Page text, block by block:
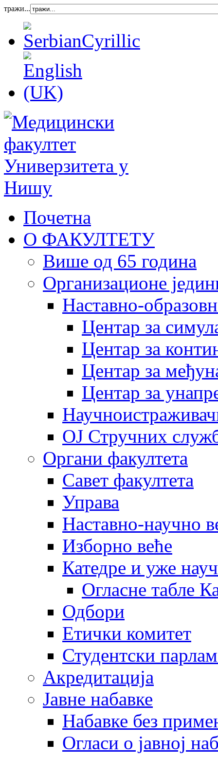
тражи...
Почетна
О ФАКУЛТЕТУ
Више од 65 година
Организационе
Наставно-
Центар за
Центар за
Центар за
Центар за
OJ Стручних
Органи факултета
Савет факултета
Управа
Наставно-научно
Изборно веће
Катедре и уже
Огласне табле
Одбори
Етички комитет
Студентски
Акредитација
Јавне набавке
Набавке без
Огласи о јавној